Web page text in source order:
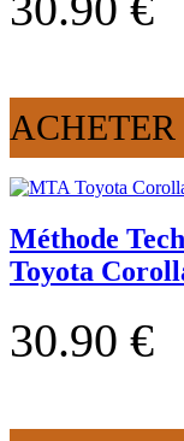
ACHETER
Méthode
Toyota
30.90 €